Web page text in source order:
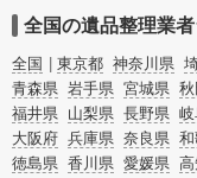
全国の遺品整理業
全国 東京都 神奈川県
青森県 岩手県 宮城県
福井県 山梨県 長野県
大阪府 兵庫県 奈良県
徳島県 香川県 愛媛県